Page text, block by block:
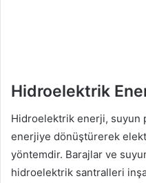
Hidroelektrik
Hidroelektrik enerji, suyun
enerjiye dönüştürerek
yöntemdir. Barajlar ve
hidroelektrik santralleri